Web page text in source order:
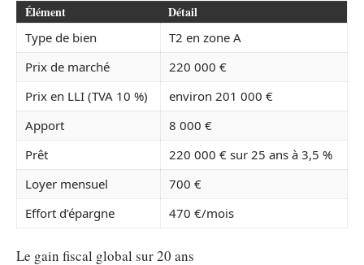
Élément Détail
Type de bien
T2 en zone A
Prix de marché
220 000 €
Prix en LLI (TVA 10 %)
environ 201 000 €
Apport
8 000 €
Prêt
220 000 € sur 25 ans à 3,5 %
Loyer mensuel
700 €
Effort d’épargne
470 €/mois
Le gain fiscal global sur 20 ans